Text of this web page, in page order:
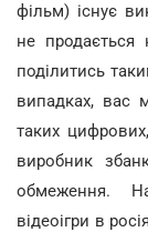
фільм) існує
не
поділитись
випадках, вас
таких
виробник
обмеження.
відеоігри в